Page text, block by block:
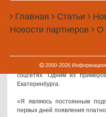
Главная Статьи
Новости партнеров О
2000-2026
ПОДПИСКИ ИЗ-ЗА
Подписчики телеканала
на него из-за цензуры на
интервью с политологом
фрагмент, посвященный
Скандал вокруг удаления
соцсетях. Одним из
Екатеринбурга.
«Я являюсь постоянным
первых дней появления